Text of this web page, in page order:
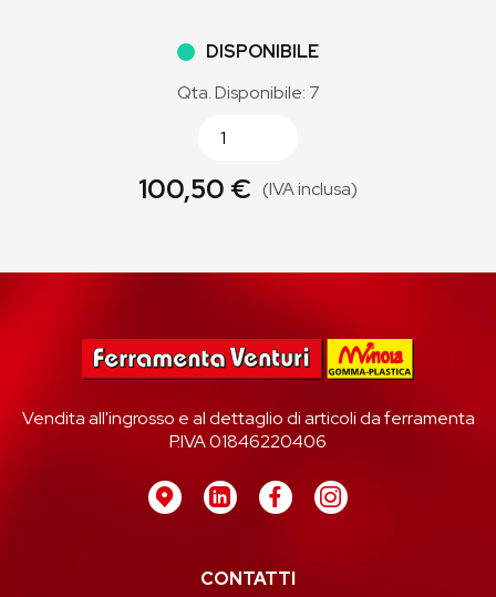
DISPONIBILE
Qta. Disponibile: 7
100,50 € (IVA inclusa)
Vendita all'ingrosso e al dettaglio di articoli da ferramenta
P.IVA 01846220406
CONTATTI